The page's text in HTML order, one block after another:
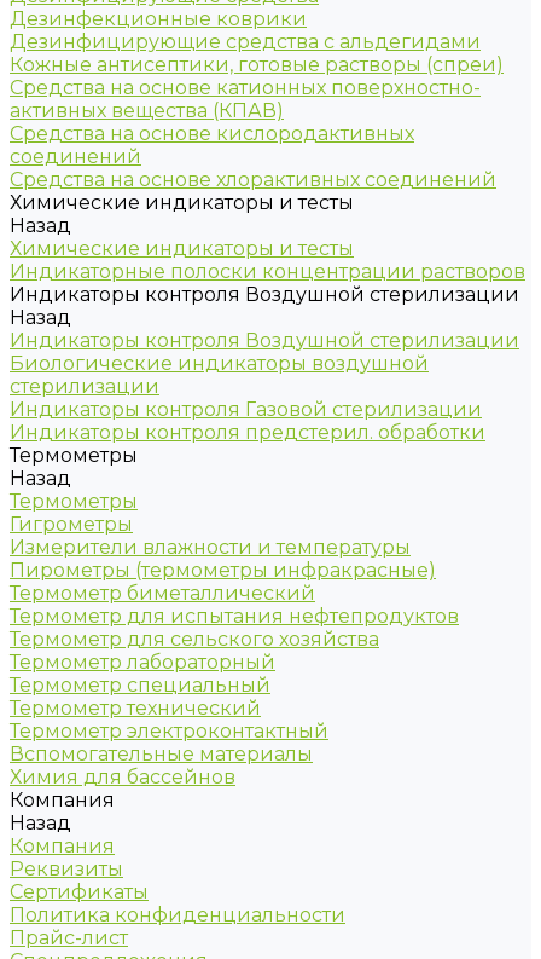
Дезинфекционные коврики
Дезинфицирующие средства с альдегидами
Кожные антисептики, готовые растворы (спреи)
Средства на основе катионных поверхностно-
активных вещества (КПАВ)
Средства на основе кислородактивных
соединений
Средства на основе хлорактивных соединений
Химические индикаторы и тесты
Назад
Химические индикаторы и тесты
Индикаторные полоски концентрации растворов
Индикаторы контроля Воздушной стерилизации
Назад
Индикаторы контроля Воздушной стерилизации
Биологические индикаторы воздушной
стерилизации
Индикаторы контроля Газовой стерилизации
Индикаторы контроля предстерил. обработки
Термометры
Назад
Термометры
Гигрометры
Измерители влажности и температуры
Пирометры (термометры инфракрасные)
Термометр биметаллический
Термометр для испытания нефтепродуктов
Термометр для сельского хозяйства
Термометр лабораторный
Термометр специальный
Термометр технический
Термометр электроконтактный
Вспомогательные материалы
Химия для бассейнов
Компания
Назад
Компания
Реквизиты
Сертификаты
Политика конфиденциальности
Прайс-лист